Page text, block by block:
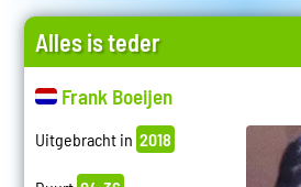
Alles is teder
Frank Boeijen
Uitgebracht in 2018